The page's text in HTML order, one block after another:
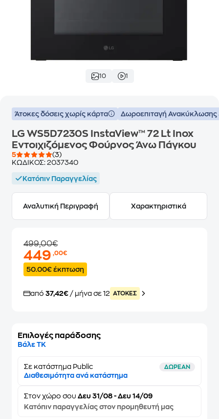
10 1
Άτοκες δόσεις χωρίς κάρτα Δωροεπιταγή Ανακύκλωσης
LG WS5D7230S InstaView™ 72 Lt Inox
Εντοιχιζόμενος Φούρνος Άνω Πάγκου
5
(3)
ΚΩΔΙΚΟΣ: 2037340
Κατόπιν Παραγγελίας
Αναλυτική Περιγραφή Χαρακτηριστικά
499,00€
449,00€
50.00€ έκπτωση
από 37,42€ / μήνα σε 12 ATOKEΣ
Επιλογές παράδοσης
Βάλε ΤΚ
Σε κατάστημα Public ΔΩΡΕΑΝ
Διαθεσιμότητα ανά κατάστημα
Στον χώρο σου Δευ 31/08 - Δευ 14/09
Κατόπιν παραγγελίας στον προμηθευτή μας